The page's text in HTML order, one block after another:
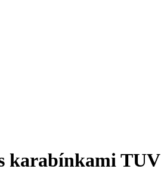
karabínkami TUV